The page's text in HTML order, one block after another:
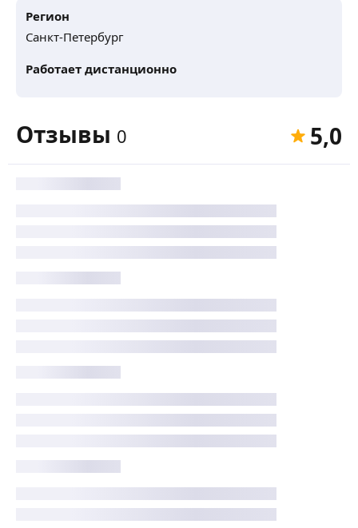
Регион
Санкт-Петербург
Работает дистанционно
Отзывы 0 5,0